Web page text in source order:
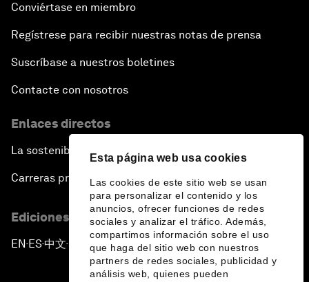
Esta página web usa cookies
Las cookies de este sitio web se usan
para personalizar el contenido y los
anuncios, ofrecer funciones de redes
sociales y analizar el tráfico. Además,
compartimos información sobre el uso
que haga del sitio web con nuestros
partners de redes sociales, publicidad y
análisis web, quienes pueden
Conviértase en miembro
Regístrese para recibir nuestras notas de prensa
Suscríbase a nuestros boletines
Contacte con nosotros
Enlaces directos
La sostenibilidad en el Foro
Carreras profesionales
Ediciones en otros idiomas
EN ▪ ES▪中文▪ 日本語